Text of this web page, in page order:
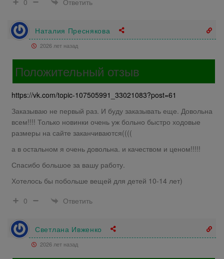
0
Наталия Преснякова
2026 лет назад
Положительный отзыв
https://vk.com/topic-107505991_33021083?post=61
Заказываю не первый раз. И буду заказывать еще. Довольна
всем!!!! Только новинки очень уж больно быстро ходовые
размеры на сайте заканчиваются((((
а в остальном я очень довольна. и качеством и ценом!!!!!
Спасибо большое за вашу работу.
Хотелось бы побольше вещей для детей 10-14 лет)
0
Ответить
Светлана Ивженко
2026 лет назад